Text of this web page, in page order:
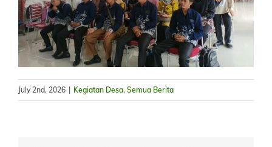
July 2nd, 2026 Kegiatan Desa, Semua Berita